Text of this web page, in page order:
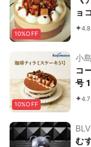
10%OFF
ョ
択可4.8
10%OFF
小
コ
号
入
む